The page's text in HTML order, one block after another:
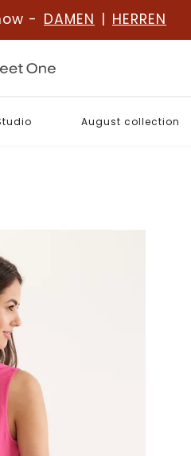
- DAMEN | HERREN
August collection